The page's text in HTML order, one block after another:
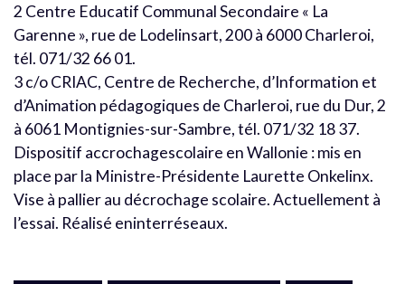
2 Centre Educatif Communal Secondaire « La
Garenne », rue de Lodelinsart, 200 à 6000 Charleroi,
tél. 071/32 66 01.
3 c/o CRIAC, Centre de Recherche, d’Information et
d’Animation pédagogiques de Charleroi, rue du Dur, 2
à 6061 Montignies-sur-Sambre, tél. 071/32 18 37.
Dispositif accrochagescolaire en Wallonie : mis en
place par la Ministre-Présidente Laurette Onkelinx.
Vise à pallier au décrochage scolaire. Actuellement à
l’essai. Réalisé eninterréseaux.